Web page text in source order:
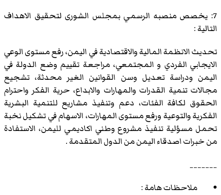
7: يخصص منصبه الرسمي بمجلس الشورى لتحقيق الاهداف
التالية :
تحديث الانظمة المالية والاقتصادية في اليمن، رفع مستوى الوعي
الايجابي الفردي و المجتمعي، مراجعة تقييم وضع الدولة في
اليمن ودراسة تعديل وسن القوانين الغير محدثة، تشجيع
مجالات تنمية القدرات والمهارات والابداع، حرية الفكر واحترام
الحقوق لكافة الفئات، دعم وتنفيذ مشاريع للتنمية البشرية
الفكرية والتوعية ورفع مستوى المهارات، الاسهام في تشكيل نخبة
تحمل مسؤلية تنفيذ مشروع وطني اكاديمي لليمن، الاستفادة
من خبرات اصدقاء اليمن من الدول المتقدمة .
_______
ملاحظات هامة :